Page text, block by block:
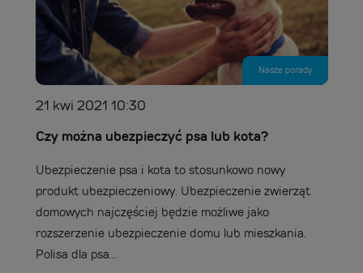
Nasze porady
21 kwi 2021 10:30
Czy można ubezpieczyć psa lub kota?
Ubezpieczenie psa i kota to stosunkowo nowy
produkt ubezpieczeniowy. Ubezpieczenie zwierząt
domowych najczęściej będzie możliwe jako
rozszerzenie ubezpieczenie domu lub mieszkania.
Polisa dla psa...